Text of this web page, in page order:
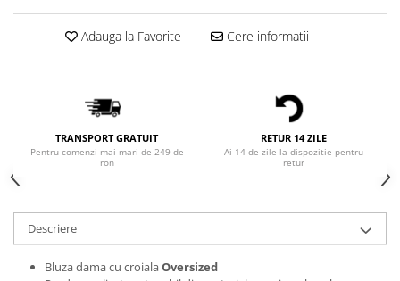
Bluze Japanese
Bluze Lips
Bluze Pisici
Bluze Primavara
Bluze Tattoo
Bluze X-mas
Hanorace Unisex
Body-uri
Adauga la Favorite Cere informatii
TRANSPORT GRATUIT
Pentru comenzi mai mari de 249 de
ron
RETUR 14 ZILE
Ai 14 de zile la dispozitie pentru
retur
Descriere
Bluza dama cu croialaOversized